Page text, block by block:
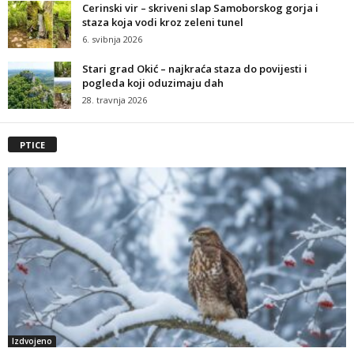
Cerinski vir – skriveni slap Samoborskog gorja i
staza koja vodi kroz zeleni tunel
6. svibnja 2026
Stari grad Okić – najkraća staza do povijesti i
pogleda koji oduzimaju dah
28. travnja 2026
PTICE
Izdvojeno